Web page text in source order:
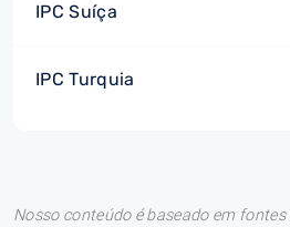
IPC Suíça
IPC Turquia
Nosso conteúdo é baseado em